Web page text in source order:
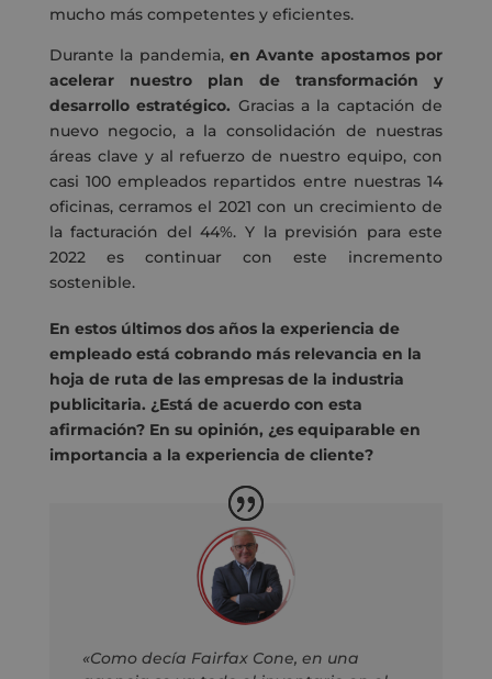
mucho más competentes y eficientes.
Durante la pandemia, en Avante apostamos por
acelerar nuestro plan de transformación y
desarrollo estratégico. Gracias a la captación de
nuevo negocio, a la consolidación de nuestras
áreas clave y al refuerzo de nuestro equipo, con
casi 100 empleados repartidos entre nuestras 14
oficinas, cerramos el 2021 con un crecimiento de
la facturación del 44%. Y la previsión para este
2022 es continuar con este incremento
sostenible.
En estos últimos dos años la experiencia de
empleado está cobrando más relevancia en la
hoja de ruta de las empresas de la industria
publicitaria. ¿Está de acuerdo con esta
afirmación? En su opinión, ¿es equiparable en
importancia a la experiencia de cliente?
«Como decía Fairfax Cone, en una